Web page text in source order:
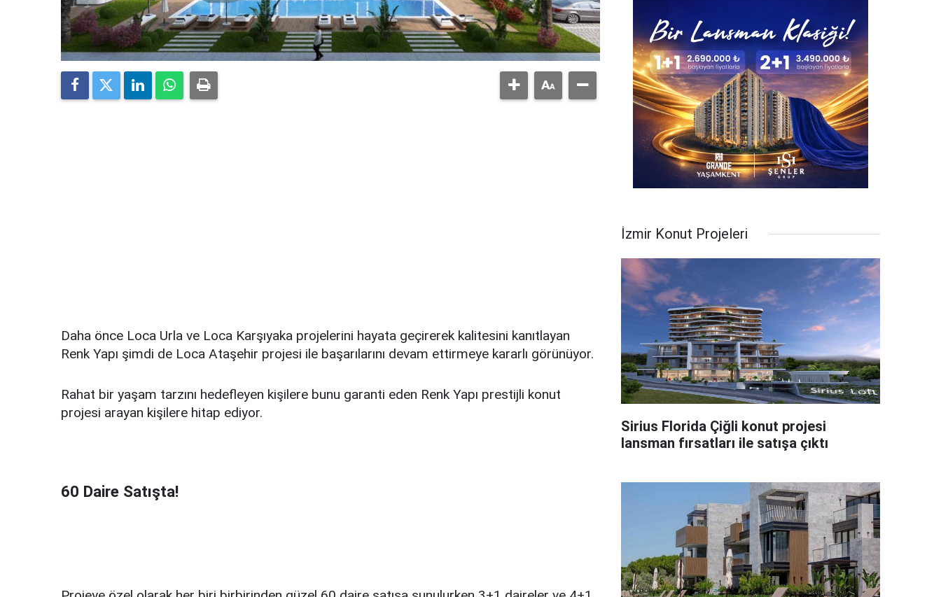
Daha önce Loca Urla ve Loca Karşıyaka projelerini hayata geçirerek kalitesini kanıtlayan
Renk Yapı şimdi de Loca Ataşehir projesi ile başarılarını devam ettirmeye kararlı görünüyor.
Rahat bir yaşam tarzını hedefleyen kişilere bunu garanti eden Renk Yapı prestijli konut
projesi arayan kişilere hitap ediyor.
60 Daire Satışta!
İzmir Konut Projeleri
Sirius Florida Çiğli konut projesi
lansman fırsatları ile satışa çıktı